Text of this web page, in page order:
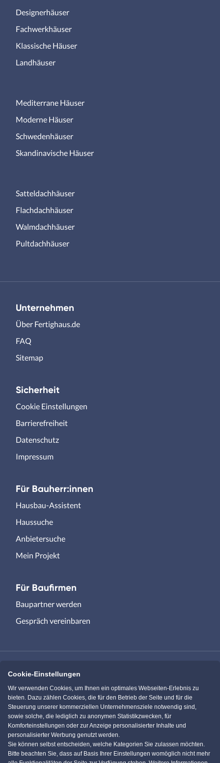
Designerhäuser
Fachwerkhäuser
Klassische Häuser
Landhäuser
Mediterrane Häuser
Moderne Häuser
Schwedenhäuser
Skandinavische Häuser
Satteldachhäuser
Flachdachhäuser
Walmdachhäuser
Pultdachhäuser
Unternehmen
Über Fertighaus.de
FAQ
Sitemap
Sicherheit
Cookie Einstellungen
Barrierefreiheit
Datenschutz
Impressum
Für Bauherr:innen
Hausbau-Assistent
Haussuche
Anbietersuche
Mein Projekt
Für Baufirmen
Baupartner werden
Gespräch vereinbaren
Immowelt.de Bauen.de
Massivhaus.de Bungalow.de
Einfamilienhaus.de
Cookie-Einstellungen
Wir verwenden Cookies, um Ihnen ein optimales Webseiten-Erlebnis zu
bieten. Dazu zählen Cookies, die für den Betrieb der Seite und für die
Steuerung unserer kommerziellen Unternehmensziele notwendig sind,
sowie solche, die lediglich zu anonymen Statistikzwecken, für
Komforteinstellungen oder zur Anzeige personalisierter Inhalte und
personalisierter Werbung genutzt werden.
Sie können selbst entscheiden, welche Kategorien Sie zulassen möchten.
Bitte beachten Sie, dass auf Basis Ihrer Einstellungen womöglich nicht mehr